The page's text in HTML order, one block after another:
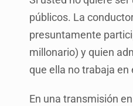
públicos. La
presuntamente
millonario) y quien
que ella no trabaja en
En una transmisión